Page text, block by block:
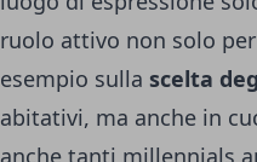
ruolo attivo non solo
esempio sulla scelta
abitativi, ma anche in
anche tanti millennials